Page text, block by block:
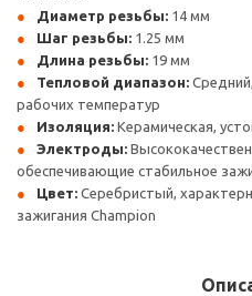
Диаметр резьбы: 14 мм
Шаг резьбы: 1.25 мм
Длина резьбы: 19 мм
Тепловой диапазон:
рабочих температур
Изоляция: Керамическая,
Электроды:
обеспечивающие стабильное
Цвет: Серебристый,
зажигания Champion